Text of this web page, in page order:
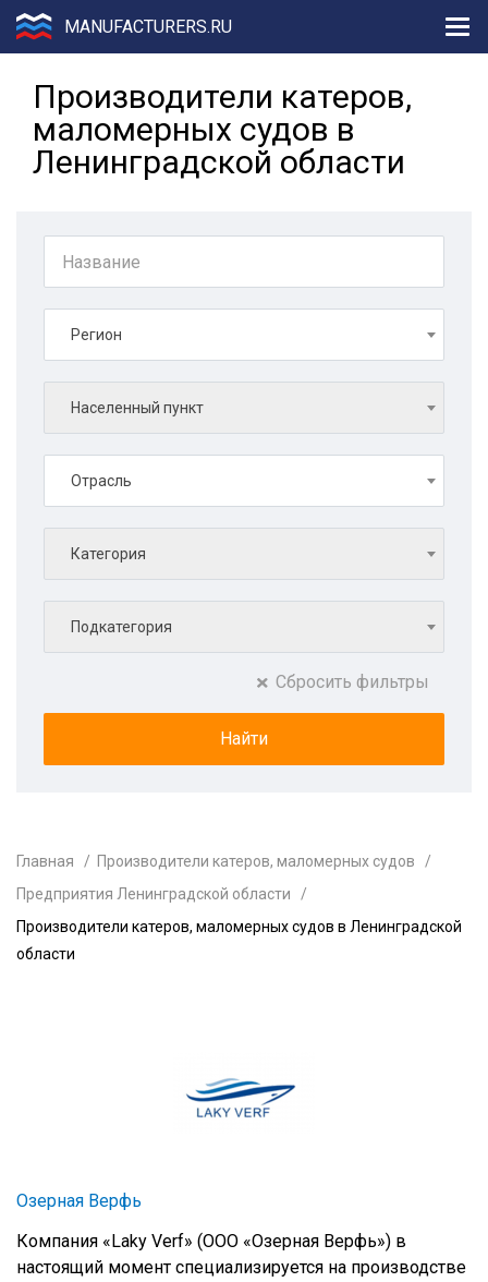
MANUFACTURERS.RU
Производители катеров,
маломерных судов в
Ленинградской области
Регион
Населенный пункт
Отрасль
Категория
Подкатегория
Сбросить фильтры
Главная
Производители катеров, маломерных судов
Предприятия Ленинградской области
Производители катеров, маломерных судов в Ленинградской
области
Озерная Верфь
Компания «Laky Verf» (ООО «Озерная Верфь») в
настоящий момент специализируется на производстве